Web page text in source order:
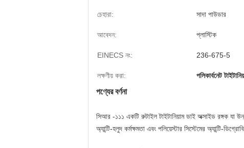
চেহারা: সাদা পাউডার
আবেদন: প্লাস্টিক
EINECS নং: 236-675-5
লক্ষণীয় করা: পলিকার্বনেট
পণ্যের বর্ণনা
সিআর -১১১ একটি রুটাইল টাইটানিয়াম ডাই অক্সাইড রঙ্গক যা
অ্যান্টি-হলুদ কর্মক্ষমতা এবং পলিয়েস্টার সিস্টেমের অ্যান্টি-